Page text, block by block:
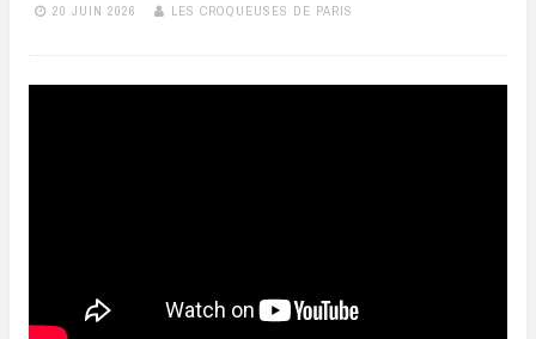
20 JUIN 2026 LES CROQUEUSES DE PARIS